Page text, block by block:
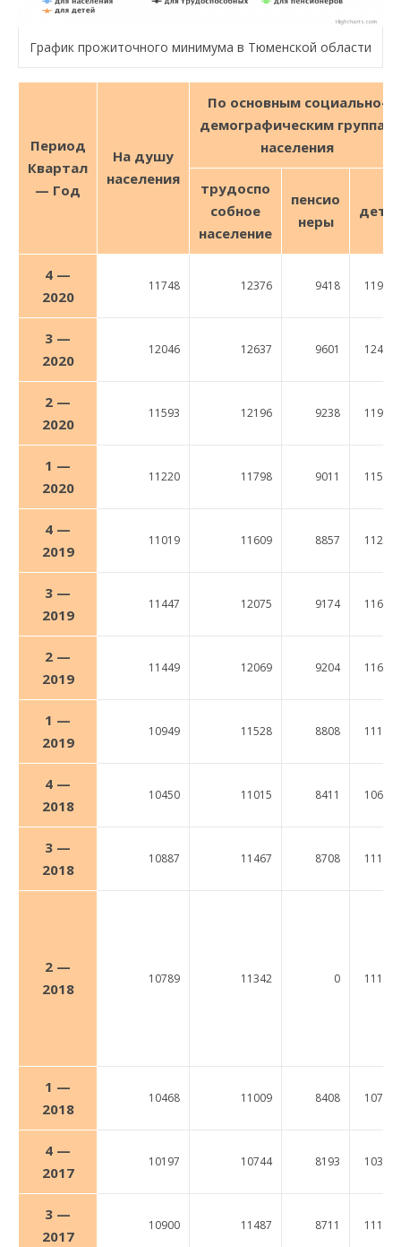
График прожиточного минимума в Тюменской области
Период
Квартал
— Год
На душу
населения
По основным социально-
демографическим группам
населения
трудоспо
собное
население
пенсио
неры
дети
4 —
2020
11748 12376 9418 11995
3 —
2020
12046 12637 9601 12417
2 —
2020
11593 12196 9238 11956
1 —
2020
11220 11798 9011 11511
4 —
2019
11019 11609 8857 11223
3 —
2019
11447 12075 9174 11633
2 —
2019
11449 12069 9204 11632
1 —
2019
10949 11528 8808 11168
4 —
2018
10450 11015 8411 10611
3 —
2018
10887 11467 8708 11139
2 —
2018
10789 11342 0 11100
1 —
2018
10468 11009 8408 10739
4 —
2017
10197 10744 8193 10390
3 —
2017
10900 11487 8711 11140